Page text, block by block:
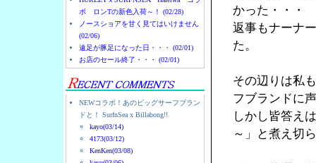
ボ ロンTの新色入荷～！ (02/28)
ノースショアを甘く見てはいけません
(02/06)
遠足が豚足になった日・・・ (02/01)
お店のセール終了・・・ (02/01)
NEWコラボ！あのビッグサーフブラン
ドと！ SurfnSea x Billabong!!
kayo(03/14)
4173(03/12)
KenKen(03/08)
かった・・・
返事もナーナ
た。
その辺りは私
フブランドに
しかし皆答え
～」と煮え切